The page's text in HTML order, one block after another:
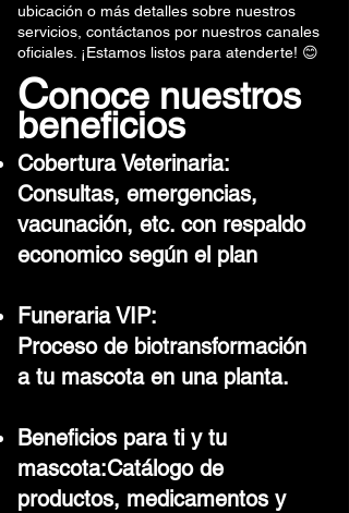
ubicación o más detalles sobre nuestros
servicios, contáctanos por nuestros canales
oficiales. ¡Estamos listos para atenderte! 😊
Conoce nuestros
beneficios
Cobertura Veterinaria:
Consultas, emergencias,
vacunación, etc. con respaldo
economico según el plan
Funeraria VIP:
Proceso de biotransformación
a tu mascota en una planta.
Beneficios para ti y tu
mascota:Catálogo de
productos, medicamentos y